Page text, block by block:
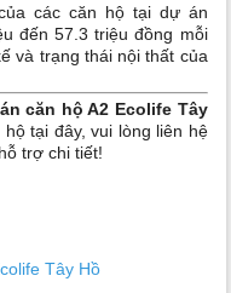
các căn hộ tại dự án
đến 57.3 triệu đồng mỗi
và trạng thái nội thất của
căn hộ A2 Ecolife Tây
hộ tại đây, vui lòng liên hệ
trợ chi tiết!
Tây Hồ